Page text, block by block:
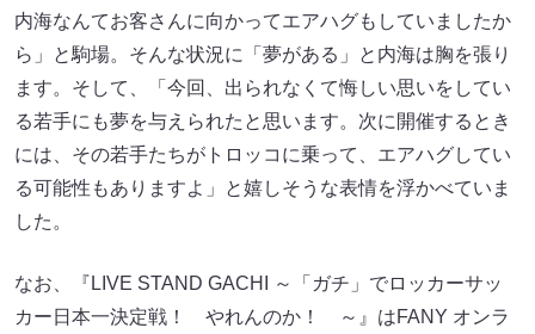
内海なんてお客さんに向かってエアハグもしていましたか
ら」と駒場。そんな状況に「夢がある」と内海は胸を張り
ます。そして、「今回、出られなくて悔しい思いをしてい
る若手にも夢を与えられたと思います。次に開催するとき
には、その若手たちがトロッコに乗って、エアハグしてい
る可能性もありますよ」と嬉しそうな表情を浮かべていま
した。
なお、『LIVE STAND GACHI ～「ガチ」でロッカーサッ
カー日本一決定戦！ やれんのか！ ～』はFANY オンラ